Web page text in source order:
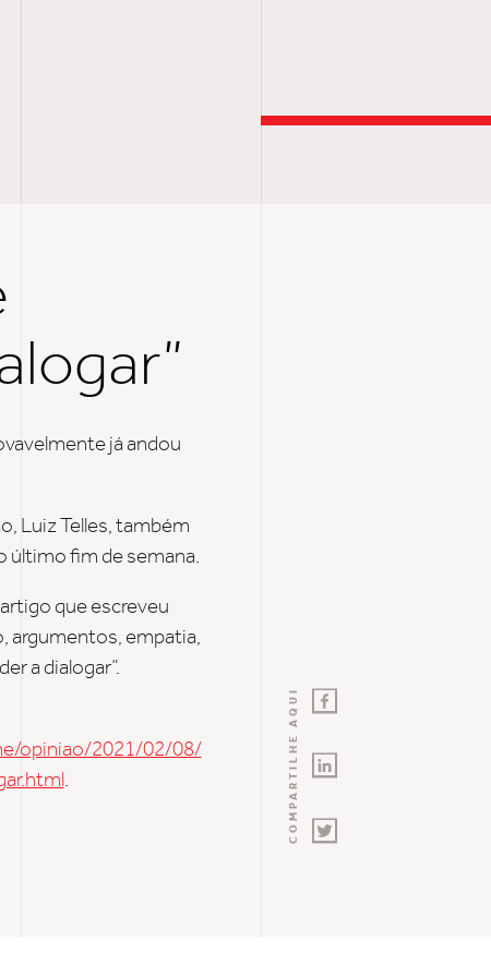
já andou
Luiz Telles, também
último fim de semana.
que escreveu
argumentos, empatia,
a dialogar”.
opiniao/2021/02/08/
. COMPARTILHE AQUI